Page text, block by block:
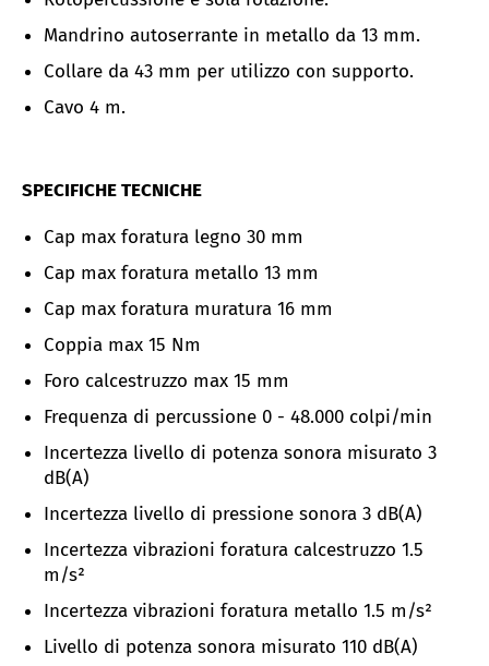
Mandrino autoserrante in metallo da 13 mm.
Collare da 43 mm per utilizzo con supporto.
Cavo 4 m.
SPECIFICHE TECNICHE
Cap max foratura legno 30 mm
Cap max foratura metallo 13 mm
Cap max foratura muratura 16 mm
Coppia max 15 Nm
Foro calcestruzzo max 15 mm
Frequenza di percussione 0 - 48.000 colpi/min
Incertezza livello di potenza sonora misurato 3
dB(A)
Incertezza livello di pressione sonora 3 dB(A)
Incertezza vibrazioni foratura calcestruzzo 1.5
m/s²
Incertezza vibrazioni foratura metallo 1.5 m/s²
Livello di potenza sonora misurato 110 dB(A)